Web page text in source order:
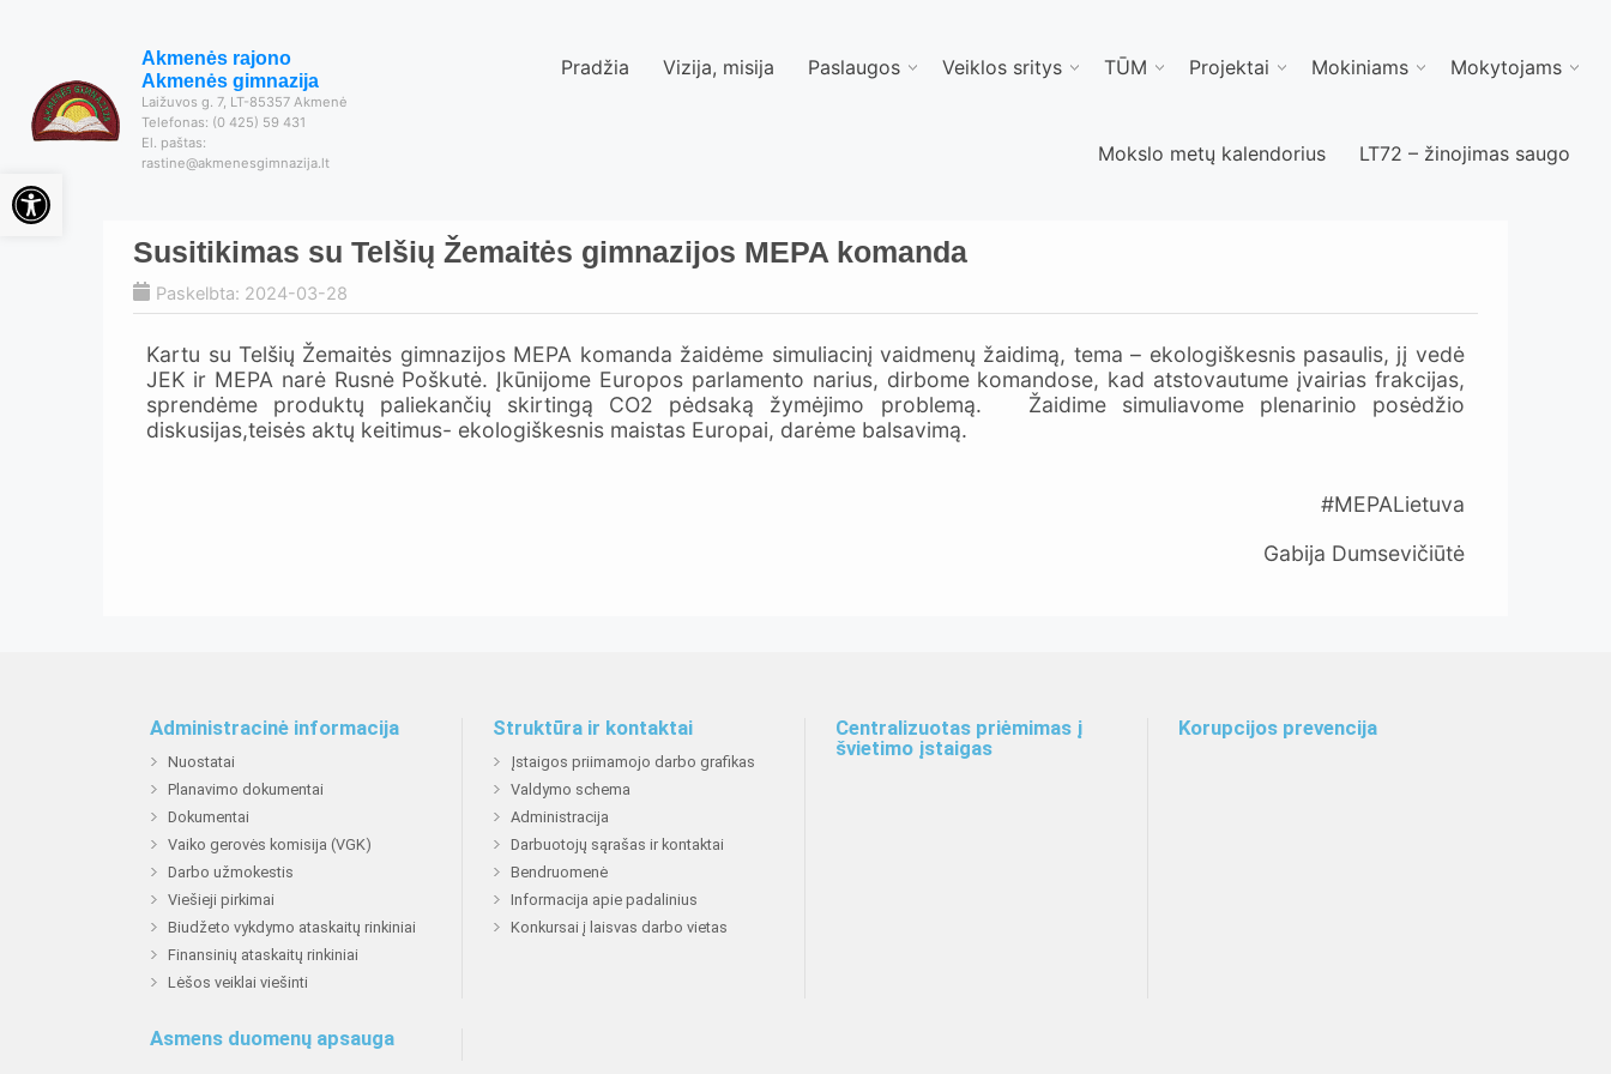
Akmenės rajono
Akmenės gimnazija
Laižuvos g. 7, LT-85357 Akmenė
Telefonas: (0 425) 59 431
El. paštas:
rastine@akmenesgimnazija.lt
Pradžia Vizija, misija Paslaugos Veiklos sritys TŪM Projektai Mokiniams Mokytojams
Mokslo metų kalendorius LT72 – žinojimas saugo
Susitikimas su Telšių Žemaitės gimnazijos MEPA komanda
Paskelbta: 2024-03-28
Kartu su Telšių Žemaitės gimnazijos MEPA komanda žaidėme simuliacinį vaidmenų žaidimą, tema – ekologiškesnis pasaulis, jį vedė
JEK ir MEPA narė Rusnė Poškutė. Įkūnijome Europos parlamento narius, dirbome komandose, kad atstovautume įvairias frakcijas,
sprendėme produktų paliekančių skirtingą CO2 pėdsaką žymėjimo problemą. Žaidime simuliavome plenarinio posėdžio
diskusijas,teisės aktų keitimus- ekologiškesnis maistas Europai, darėme balsavimą.
#MEPALietuva
Gabija Dumsevičiūtė
Administracinė informacija
Nuostatai
Planavimo dokumentai
Dokumentai
Vaiko gerovės komisija (VGK)
Darbo užmokestis
Viešieji pirkimai
Biudžeto vykdymo ataskaitų rinkiniai
Finansinių ataskaitų rinkiniai
Lėšos veiklai viešinti
Struktūra ir kontaktai
Įstaigos priimamojo darbo grafikas
Valdymo schema
Administracija
Darbuotojų sąrašas ir kontaktai
Bendruomenė
Informacija apie padalinius
Konkursai į laisvas darbo vietas
Centralizuotas priėmimas į
švietimo įstaigas
Korupcijos prevencija
Asmens duomenų apsauga
Open toolbar